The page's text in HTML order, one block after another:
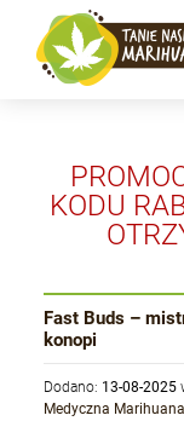
KODU
Fast Buds –
konopi
Dodano: 13-08-2025
Medyczna